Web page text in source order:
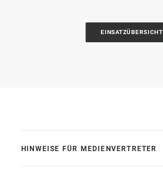
EINSATZÜBERSICHT
HINWEISE FÜR MEDIENVERTRETER